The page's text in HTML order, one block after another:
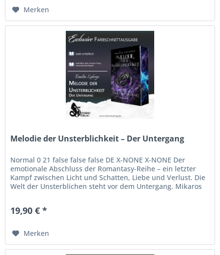
Merken
Melodie der Unsterblichkeit – Der Untergang
Normal 0 21 false false false DE X-NONE X-NONE Der
emotionale Abschluss der Romantasy-Reihe – ein letzter
Kampf zwischen Licht und Schatten, Liebe und Verlust. Die
Welt der Unsterblichen steht vor dem Untergang. Mikaros
19,90 € *
Merken